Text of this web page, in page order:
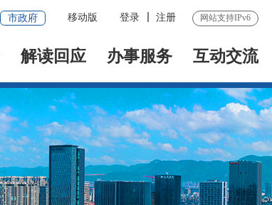
市政府 移动版 登录 注册 网站支持IPv6
解读回应 办事服务 互动交流